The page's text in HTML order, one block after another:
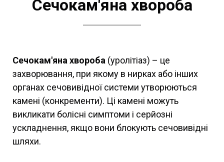
Сечокам'яна хвороба
Сечокам'яна хвороба (уролітіаз) – це
захворювання, при якому в нирках або інших
органах сечовивідної системи утворюються
камені (конкременти). Ці камені можуть
викликати болісні симптоми і серйозні
ускладнення, якщо вони блокують сечовивідні
шляхи.